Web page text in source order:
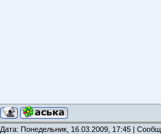
Дата: Понедельник, 16.03.2009, 17:45 |